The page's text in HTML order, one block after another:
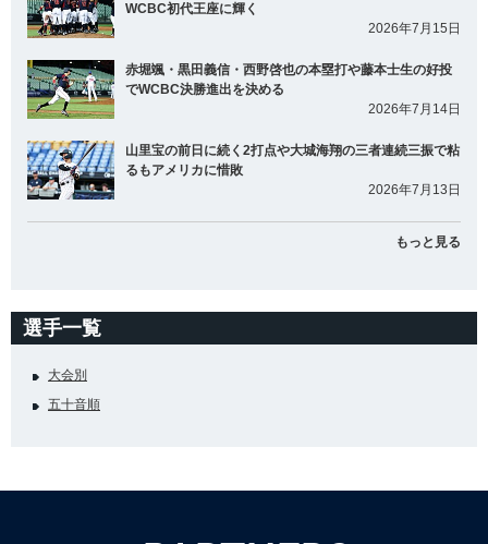
WCBC初代王座に輝く
2026年7月15日
赤堀颯・黒田義信・西野啓也の本塁打や藤本士生の好投
でWCBC決勝進出を決める
2026年7月14日
山里宝の前日に続く2打点や大城海翔の三者連続三振で粘
るもアメリカに惜敗
2026年7月13日
もっと見る
選手一覧
大会別
五十音順